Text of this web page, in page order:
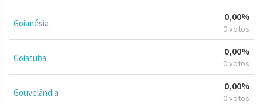
Goianésia
0,00%
0 votos
Goiatuba
0,00%
0 votos
Gouvelândia
0,00%
0 votos